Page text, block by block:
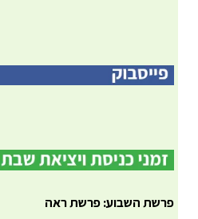
פרשת השבוע: פרשת ראה